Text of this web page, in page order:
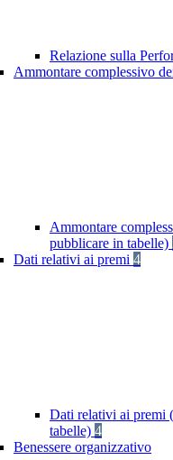
Relazione sulla
Ammontare complessivo
Ammontare
pubblicare in tabelle)
Dati relativi ai premi 4
Dati relativi ai premi
tabelle) 4
Benessere organizzativo